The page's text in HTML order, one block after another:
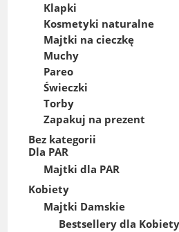
Klapki
Kosmetyki naturalne
Majtki na cieczkę
Muchy
Pareo
Świeczki
Torby
Zapakuj na prezent
Bez kategorii
Dla PAR
Majtki dla PAR
Kobiety
Majtki Damskie
Bestsellery dla Kobiety